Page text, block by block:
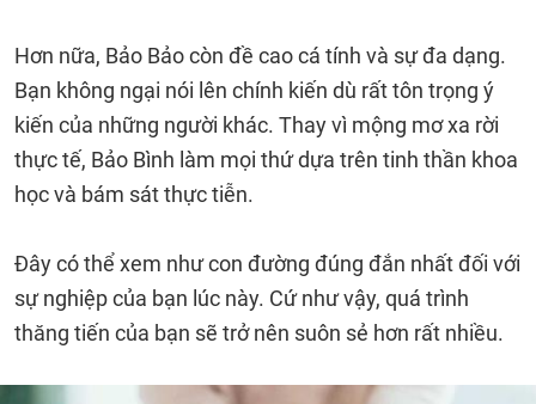
Hơn nữa, Bảo Bảo còn đề cao cá tính và sự đa dạng.
Bạn không ngại nói lên chính kiến dù rất tôn trọng ý
kiến của những người khác. Thay vì mộng mơ xa rời
thực tế, Bảo Bình làm mọi thứ dựa trên tinh thần khoa
học và bám sát thực tiễn.
Đây có thể xem như con đường đúng đắn nhất đối với
sự nghiệp của bạn lúc này. Cứ như vậy, quá trình
thăng tiến của bạn sẽ trở nên suôn sẻ hơn rất nhiều.